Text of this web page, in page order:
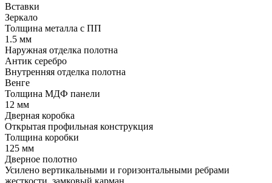
Вставки
Зеркало
Толщина металла с ПП
1.5 мм
Наружная отделка полотна
Антик серебро
Внутренняя отделка полотна
Венге
Толщина МДФ панели
12 мм
Дверная коробка
Открытая профильная конструкция
Толщина коробки
125 мм
Дверное полотно
Усилено вертикальными и горизонтальными ребрами
жесткости, замковый карман